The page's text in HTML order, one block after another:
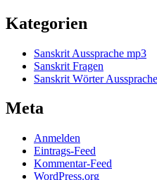
Kategorien
Sanskrit Aussprache mp3
Sanskrit Fragen
Sanskrit Wörter
Meta
Anmelden
Eintrags-Feed
Kommentar-Feed
WordPress.org